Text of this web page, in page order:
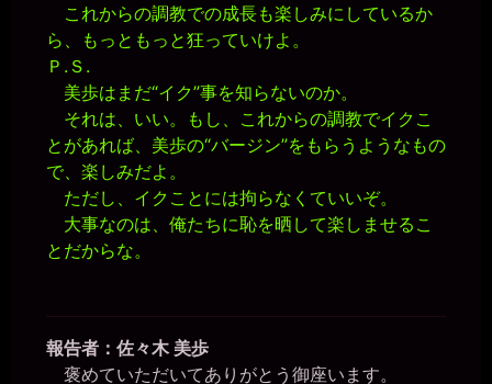
これからの調教での成長も楽しみにしているか
ら、もっともっと狂っていけよ。
Ｐ.Ｓ.
美歩はまだ“イク”事を知らないのか。
それは、いい。もし、これからの調教でイクこ
とがあれば、美歩の“バージン”をもらうようなもの
で、楽しみだよ。
ただし、イクことには拘らなくていいぞ。
大事なのは、俺たちに恥を晒して楽しませるこ
とだからな。
報告者：佐々木 美歩
褒めていただいてありがとう御座います。